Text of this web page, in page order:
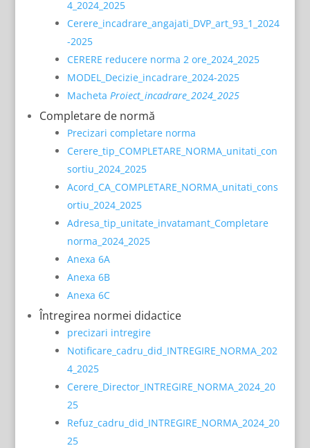
4_2024_2025
Cerere_incadrare_angajati_DVP_art_93_1_2024
-2025
CERERE reducere norma 2 ore_2024_2025
MODEL_Decizie_incadrare_2024-2025
Macheta Proiect_incadrare_2024_2025
Completare de normă
Precizari completare norma
Cerere_tip_COMPLETARE_NORMA_unitati_con
sortiu_2024_2025
Acord_CA_COMPLETARE_NORMA_unitati_cons
ortiu_2024_2025
Adresa_tip_unitate_invatamant_Completare
norma_2024_2025
Anexa 6A
Anexa 6B
Anexa 6C
Întregirea normei didactice
precizari intregire
Notificare_cadru_did_INTREGIRE_NORMA_202
4_2025
Cerere_Director_INTREGIRE_NORMA_2024_20
25
Refuz_cadru_did_INTREGIRE_NORMA_2024_20
25